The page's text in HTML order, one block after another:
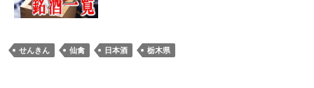
せんきん 仙禽 日本酒 栃木県